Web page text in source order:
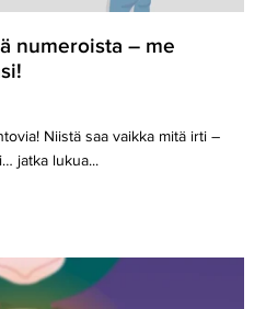
numeroista – me
Niistä saa vaikka mitä irti –
jatka lukua...